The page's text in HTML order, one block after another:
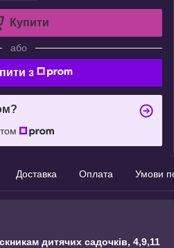
Купити
або
з
Доставка Оплата Умови
дитячих садочків, 4,9,11